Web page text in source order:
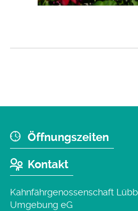
Öffnungszeiten
Kontakt
Kahnfährgenossenschaft
Umgebung eG